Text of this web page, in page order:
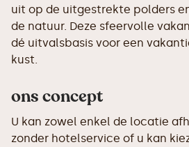
uit op de uitgestrekte polders
de natuur. Deze sfeervolle
dé uitvalsbasis voor een
kust.
ons concept
U kan zowel enkel de locatie
zonder hotelservice of u kan